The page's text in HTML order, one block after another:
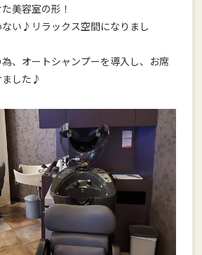
美容室の形！
い♪リラックス空間になりまし
、オートシャンプーを導入し、お席
ました♪